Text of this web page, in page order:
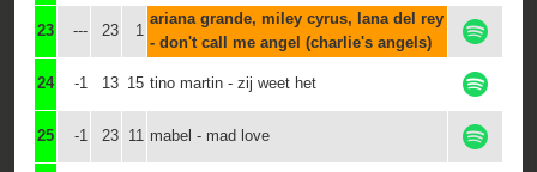
23 --- 23 1
ariana grande, miley cyrus, lana del rey
- don't call me angel (charlie's angels)
24 -1 13 15 tino martin - zij weet het
25 -1 23 11 mabel - mad love